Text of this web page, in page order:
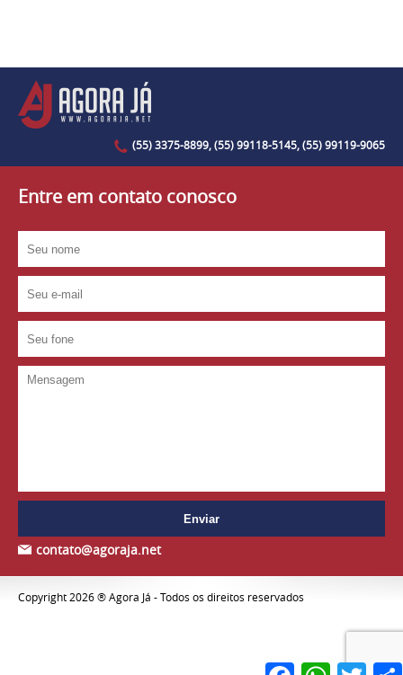
(55) 3375-8899, (55) 99118-5145, (55) 99119-9065
Entre em contato conosco
contato@agoraja.net
Copyright 2026 ® Agora Já - Todos os direitos reservados
FacebookWhatsApp